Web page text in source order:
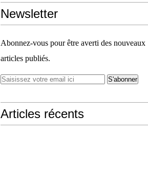
Newsletter
Abonnez-vous pour être averti des nouveaux
articles publiés.
Articles récents